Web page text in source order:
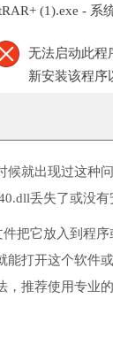
(1).exe - 系
无法启动此程
新安装该程序
候就出现过这种
丢失了或没
把它放入到程
能打开这个软件
推荐使用专业